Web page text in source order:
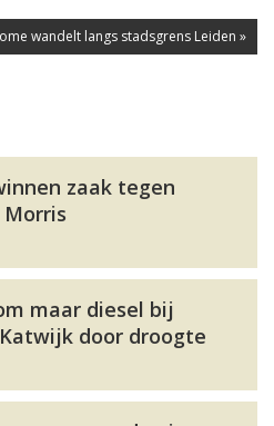
wandelt langs stadsgrens Leiden »
zaak tegen
maar diesel bij
door droogte